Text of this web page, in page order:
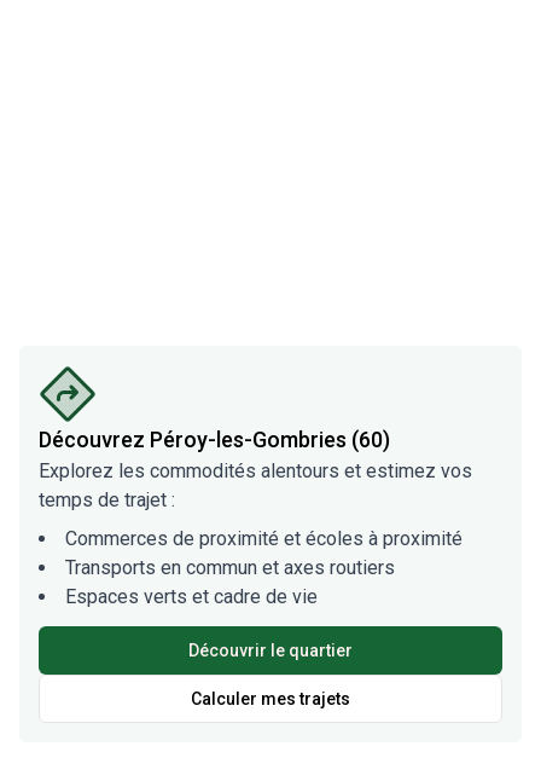
Découvrez Péroy-les-Gombries (60)
Explorez les commodités alentours et estimez vos
temps de trajet :
Commerces de proximité et écoles à proximité
Transports en commun et axes routiers
Espaces verts et cadre de vie
Découvrir le quartier
Calculer mes trajets